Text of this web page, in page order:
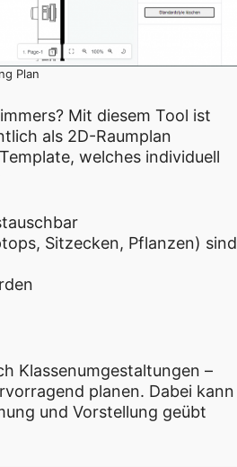
Plan
Mit diesem Tool ist
als 2D-Raumplan
welches individuell
Sitzecken, Pflanzen) sind
Klassenumgestaltungen –
planen. Dabei kann
und Vorstellung geübt